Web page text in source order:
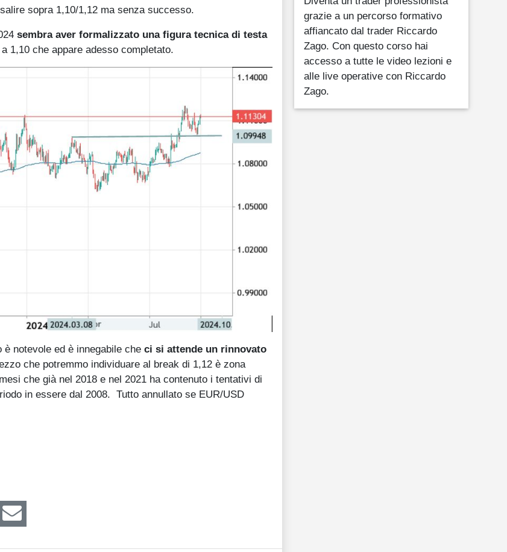
sopra 1,10/1,12 ma senza successo.
sembra aver formalizzato una figura tecnica di testa
1,10 che appare adesso completato.
notevole ed è innegabile che ci si attende un rinnovato
che potremmo individuare al break di 1,12 è zona
che già nel 2018 e nel 2021 ha contenuto i tentativi di
in essere dal 2008. Tutto annullato se EUR/USD
grazie a un percorso formativo
affiancato dal trader Riccardo
Zago. Con questo corso hai
accesso a tutte le video lezioni e
alle live operative con Riccardo
Zago.